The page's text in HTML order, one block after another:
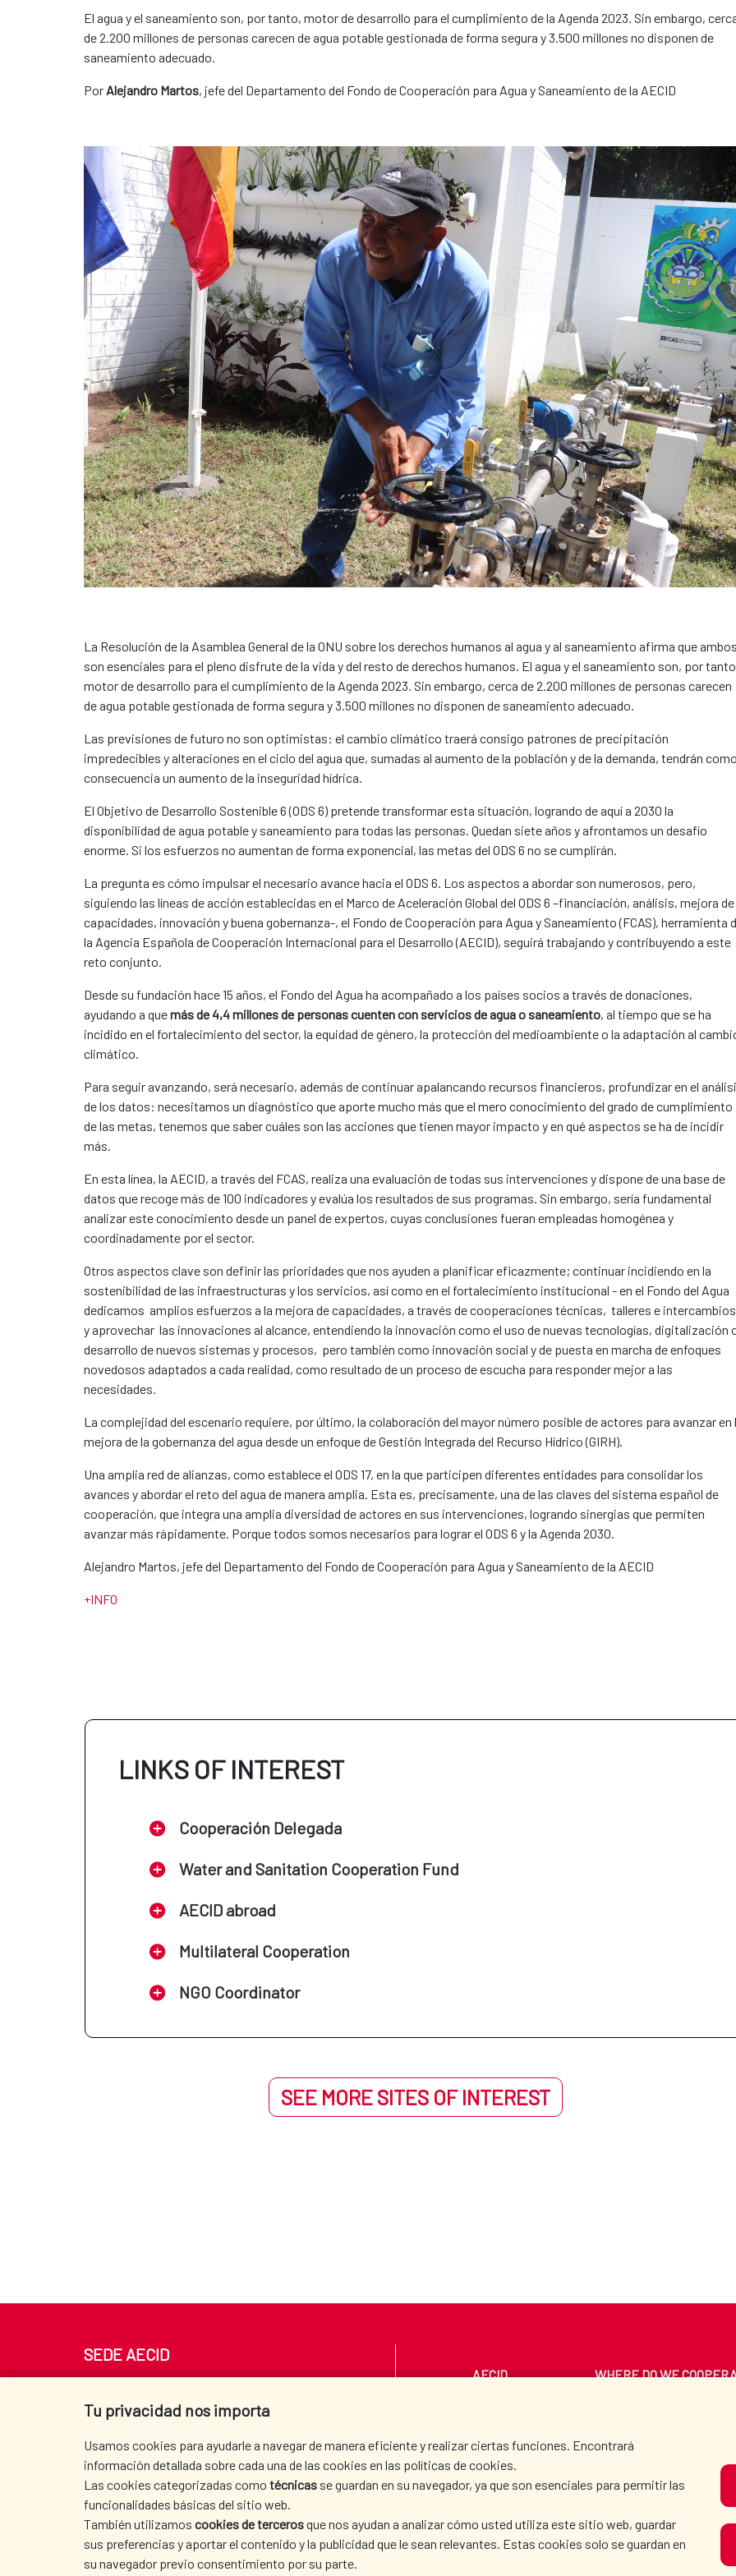
El agua y el saneamiento son, por tanto, motor de desarrollo para el cumplimiento de la Agenda 2023. Sin embargo,
de 2.200 millones de personas carecen de agua potable gestionada de forma segura y 3.500 millones no disponen de
saneamiento adecuado.
Por Alejandro Martos, jefe del Departamento del Fondo de Cooperación para Agua y Saneamiento de la AECID
La Resolución de la Asamblea General de la ONU sobre los derechos humanos al agua y al saneamiento afirma que
son esenciales para el pleno disfrute de la vida y del resto de derechos humanos. El agua y el saneamiento son, por
motor de desarrollo para el cumplimiento de la Agenda 2023. Sin embargo, cerca de 2.200 millones de personas carecen
de agua potable gestionada de forma segura y 3.500 millones no disponen de saneamiento adecuado.
Las previsiones de futuro no son optimistas: el cambio climático traerá consigo patrones de precipitación
impredecibles y alteraciones en el ciclo del agua que, sumadas al aumento de la población y de la demanda, tendrán
consecuencia un aumento de la inseguridad hídrica.
El Objetivo de Desarrollo Sostenible 6 (ODS 6) pretende transformar esta situación, logrando de aquí a 2030 la
disponibilidad de agua potable y saneamiento para todas las personas. Quedan siete años y afrontamos un desafío
enorme. Si los esfuerzos no aumentan de forma exponencial, las metas del ODS 6 no se cumplirán.
La pregunta es cómo impulsar el necesario avance hacia el ODS 6. Los aspectos a abordar son numerosos, pero,
siguiendo las líneas de acción establecidas en el Marco de Aceleración Global del ODS 6 –financiación, análisis, mejora de
capacidades, innovación y buena gobernanza-, el Fondo de Cooperación para Agua y Saneamiento (FCAS), herramienta
la Agencia Española de Cooperación Internacional para el Desarrollo (AECID), seguirá trabajando y contribuyendo a este
reto conjunto.
Desde su fundación hace 15 años, el Fondo del Agua ha acompañado a los países socios a través de donaciones,
ayudando a quemás de 4,4 millones de personas cuenten con servicios de agua o saneamiento, al tiempo que se ha
incidido en el fortalecimiento del sector, la equidad de género, la protección del medioambiente o la adaptación al
climático.
Para seguir avanzando, será necesario, además de continuar apalancando recursos financieros, profundizar en el
de los datos: necesitamos un diagnóstico que aporte mucho más que el mero conocimiento del grado de cumplimiento
de las metas, tenemos que saber cuáles son las acciones que tienen mayor impacto y en qué aspectos se ha de incidir
más.
En esta línea, la AECID, a través del FCAS, realiza una evaluación de todas sus intervenciones y dispone de una base de
datos que recoge más de 100 indicadores y evalúa los resultados de sus programas. Sin embargo, sería fundamental
analizar este conocimiento desde un panel de expertos, cuyas conclusiones fueran empleadas homogénea y
coordinadamente por el sector.
Otros aspectos clave son definir las prioridades que nos ayuden a planificar eficazmente; continuar incidiendo en la
sostenibilidad de las infraestructuras y los servicios, así como en el fortalecimiento institucional - en el Fondo del Agua
dedicamos amplios esfuerzos a la mejora de capacidades, a través de cooperaciones técnicas, talleres e
y aprovechar las innovaciones al alcance, entendiendo la innovación como el uso de nuevas tecnologías, digitalización
desarrollo de nuevos sistemas y procesos, pero también como innovación social y de puesta en marcha de enfoques
novedosos adaptados a cada realidad, como resultado de un proceso de escucha para responder mejor a las
necesidades.
La complejidad del escenario requiere, por último, la colaboración del mayor número posible de actores para avanzar en
mejora de la gobernanza del agua desde un enfoque de Gestión Integrada del Recurso Hídrico (GIRH).
Una amplia red de alianzas, como establece el ODS 17, en la que participen diferentes entidades para consolidar los
avances y abordar el reto del agua de manera amplia. Esta es, precisamente, una de las claves del sistema español de
cooperación, que integra una amplia diversidad de actores en sus intervenciones, logrando sinergias que permiten
avanzar más rápidamente. Porque todos somos necesarios para lograr el ODS 6 y la Agenda 2030.
Alejandro Martos, jefe del Departamento del Fondo de Cooperación para Agua y Saneamiento de la AECID
+INFO
LINKS OF INTEREST
Cooperación Delegada
Water and Sanitation Cooperation Fund
AECID abroad
Multilateral Cooperation
NGO Coordinator
SEE MORE SITES OF INTEREST
Tu privacidad nos importa
Usamos cookies para ayudarle a navegar de manera eficiente y realizar ciertas funciones. Encontrará
información detallada sobre cada una de las cookies en las políticas de cookies.
Las cookies categorizadas como técnicas se guardan en su navegador, ya que son esenciales para permitir las
funcionalidades básicas del sitio web.
También utilizamos cookies de tercerosque nos ayudan a analizar cómo usted utiliza este sitio web, guardar
sus preferencias y aportar el contenido y la publicidad que le sean relevantes. Estas cookies solo se guardan en
su navegador previo consentimiento por su parte.
SEDE AECID
Tel. +34 900 20 30 54​​​​​​​
AECID WHERE DO WE
PRESS ROOM CULTURE AND